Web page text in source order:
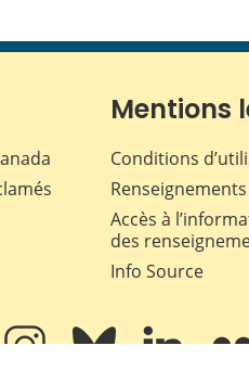
Mentions
Conditions
Accès à
des
Info Source